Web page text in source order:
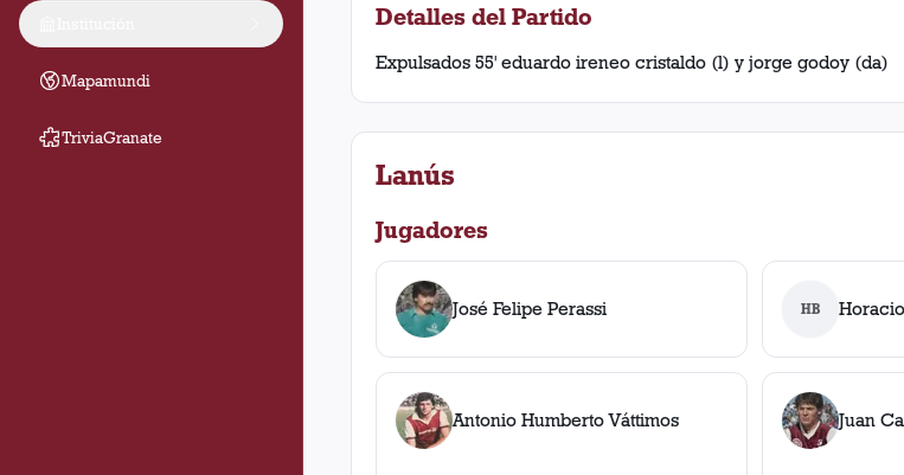
Mapamundi
TriviaGranate
Detalles del Partido
Expulsados 55' eduardo ireneo cristaldo (l) y jorge godoy (da)
Lanús
Jugadores
José Felipe Perassi HB
Antonio Humberto Váttimos Juan